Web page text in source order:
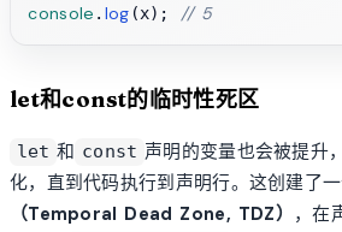
console . log (x); // 5
let和const的临时性死区
let 和 const 声明的变量也会被提升
化，直到代码执行到声明行。这创建了
（Temporal Dead Zone, TDZ） ，在